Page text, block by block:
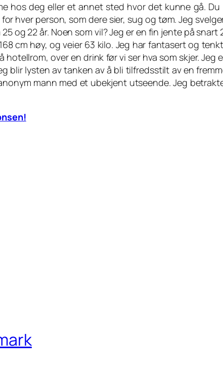
hos deg eller et annet sted hvor det kunne gå.
hver person, som dere sier, sug og tøm. Jeg
og 22 år. Noen som vil? Jeg er en fin jente på snart
cm høy, og veier 63 kilo. Jeg har fantasert og
over en drink før vi ser hva som skjer. Jeg
blir lysten av tanken av å bli tilfredsstilt av en
mann med et ubekjent utseende. Jeg